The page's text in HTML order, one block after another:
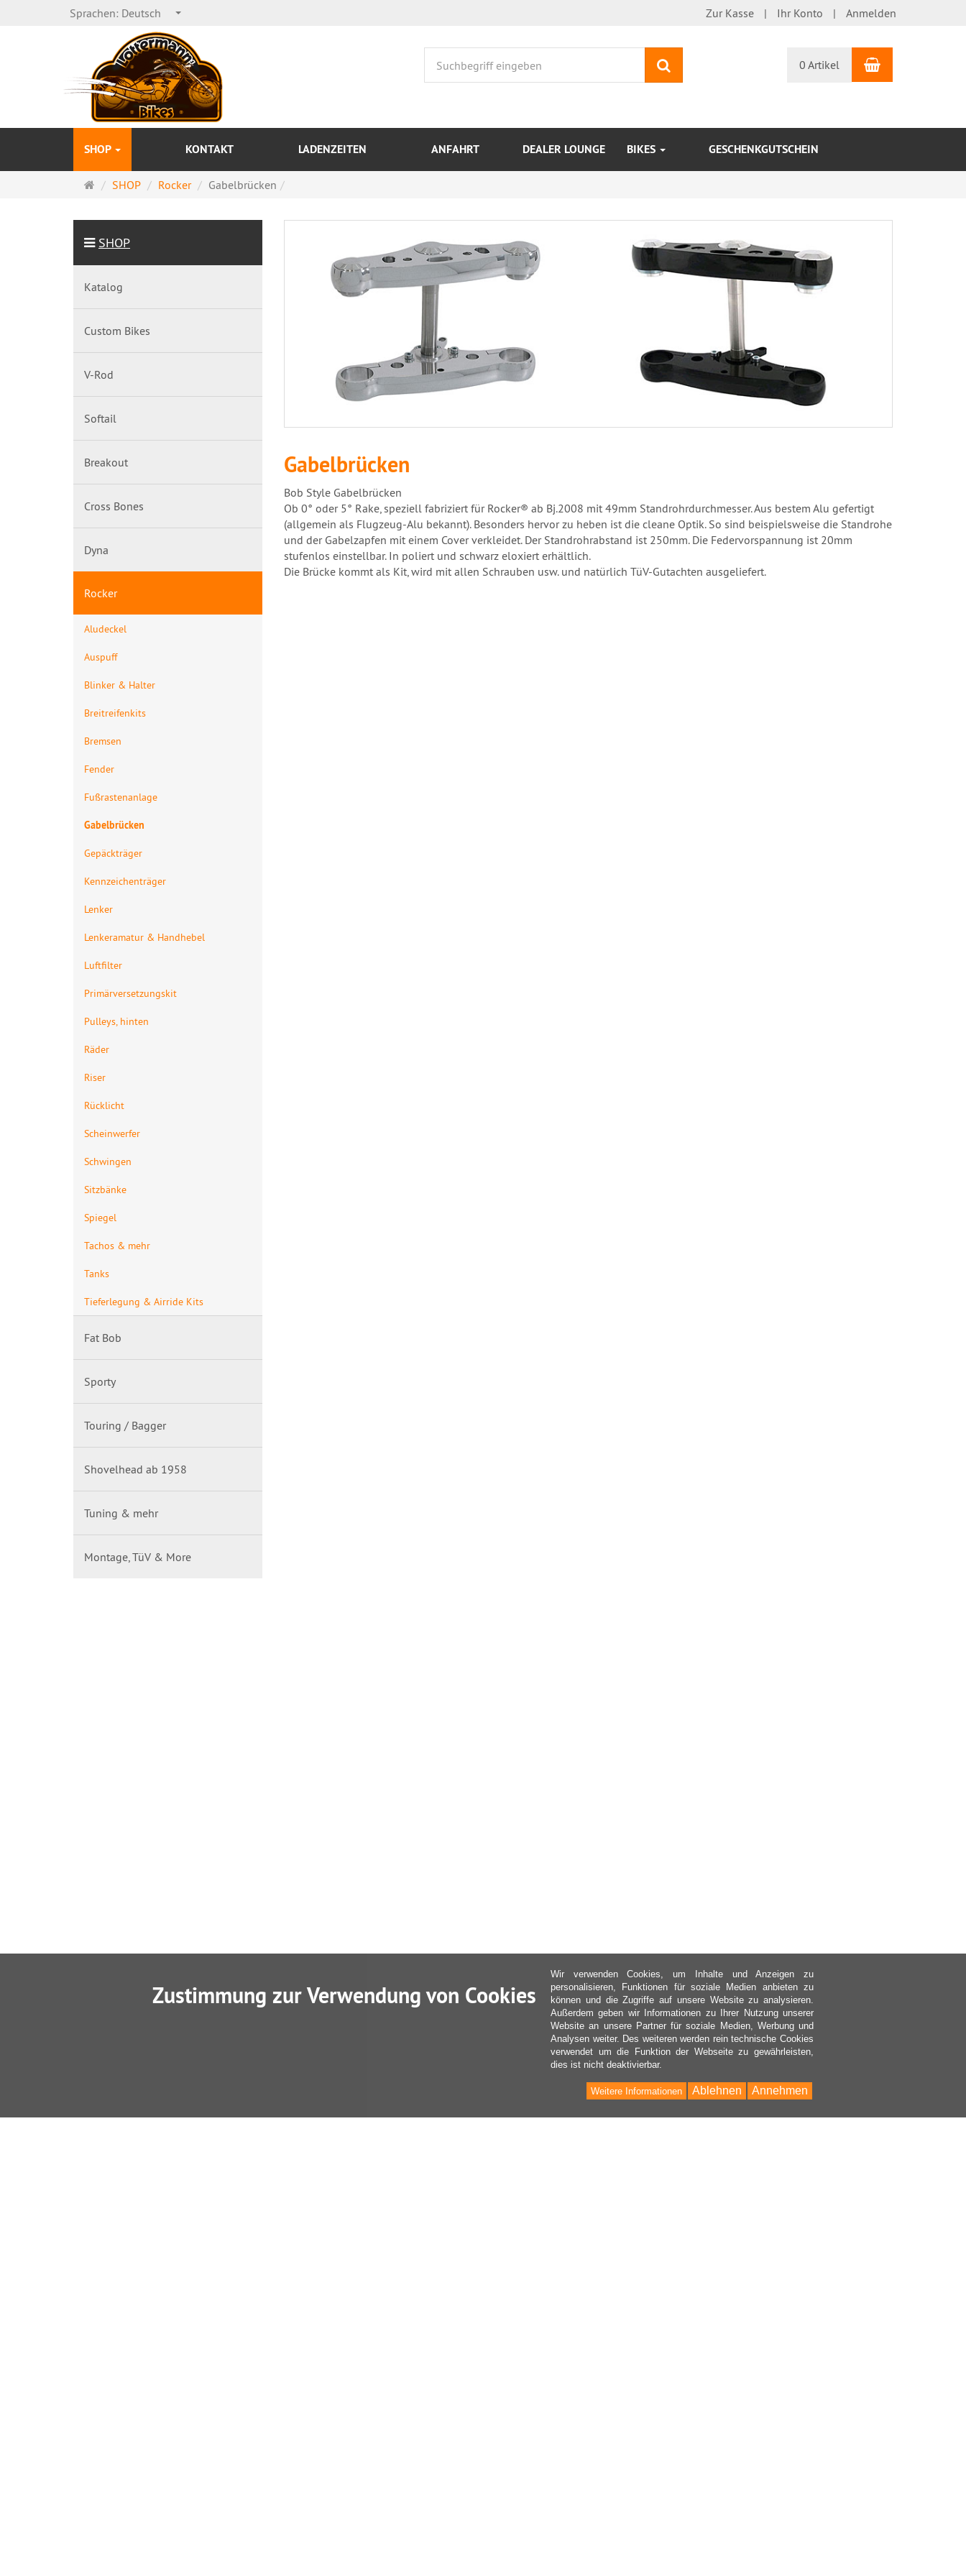
Sprachen: Deutsch Zur Kasse Ihr Konto Anmelden
0 Artikel Warenkorb
SHOP KONTAKT LADENZEITEN ANFAHRT DEALER LOUNGE BIKES GESCHENKGUTSCHEIN
Startseite
SHOP Rocker Gabelbrücken
Gabelbrücken
Bob Style Gabelbrücken
Ob 0° oder 5° Rake, speziell fabriziert für Rocker® ab Bj.2008 mit 49mm Standrohrdurchmesser. Aus bestem Alu gefertigt
(allgemein als Flugzeug-Alu bekannt). Besonders hervor zu heben ist die cleane Optik. So sind beispielsweise die Standrohe
und der Gabelzapfen mit einem Cover verkleidet. Der Standrohrabstand ist 250mm. Die Federvorspannung ist 20mm
stufenlos einstellbar. In poliert und schwarz eloxiert erhältlich.
Die Brücke kommt als Kit, wird mit allen Schrauben usw. und natürlich TüV-Gutachten ausgeliefert.
SHOP
Katalog
Custom Bikes
V-Rod
Softail
Breakout
Cross Bones
Dyna
Rocker
Aludeckel
Auspuff
Blinker & Halter
Breitreifenkits
Bremsen
Fender
Fußrastenanlage
Gabelbrücken
Gepäckträger
Kennzeichenträger
Lenker
Lenkeramatur & Handhebel
Luftfilter
Primärversetzungskit
Pulleys, hinten
Räder
Riser
Rücklicht
Scheinwerfer
Schwingen
Sitzbänke
Spiegel
Tachos & mehr
Tanks
Tieferlegung & Airride Kits
Fat Bob
Sporty
Touring / Bagger
Shovelhead ab 1958
Tuning & mehr
Montage, TüV & More
Zustimmung zur Verwendung von Cookies
Wir verwenden Cookies, um Inhalte und Anzeigen zu
personalisieren, Funktionen für soziale Medien anbieten zu
können und die Zugriffe auf unsere Website zu analysieren.
Außerdem geben wir Informationen zu Ihrer Nutzung unserer
Website an unsere Partner für soziale Medien, Werbung und
Analysen weiter. Des weiteren werden rein technische Cookies
verwendet um die Funktion der Webseite zu gewährleisten,
dies ist nicht deaktivierbar.
Annehmen
Ablehnen
Weitere Informationen